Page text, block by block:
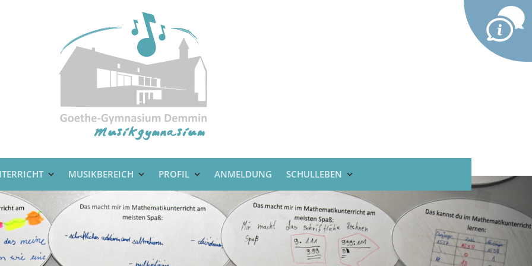
MUSIKBEREICH PROFIL ANMELDUNG SCHULLEBEN